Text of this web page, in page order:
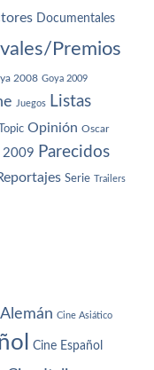
Documentales
Premios
2008 Goya 2009
Juegos Listas
Opinión Oscar
2009 Parecidos
Serie Trailers
Cine Asiático
Cine Español